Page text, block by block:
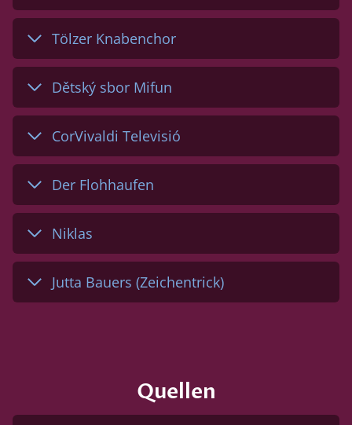
Tölzer Knabenchor
Dětský sbor Mifun
CorVivaldi Televisió
Der Flohhaufen
Niklas
Jutta Bauers (Zeichentrick)
Quellen